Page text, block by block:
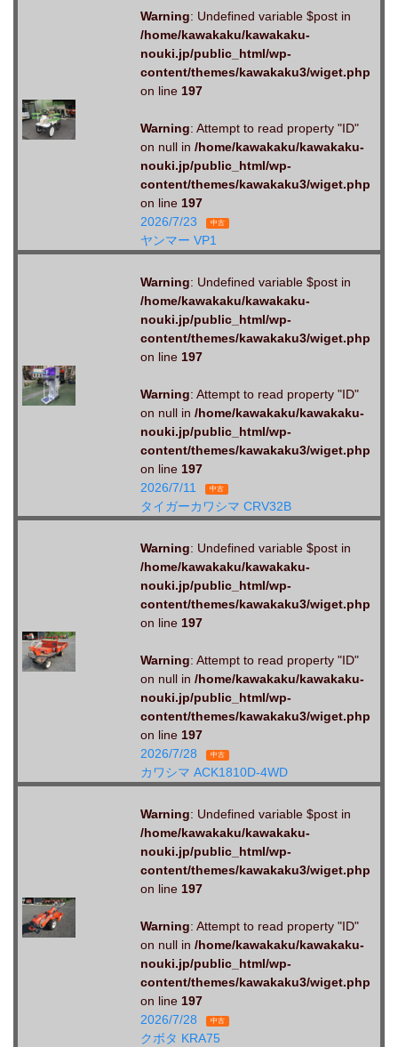
Warning: Undefined variable $post in
/home/kawakaku/kawakaku-
nouki.jp/public_html/wp-
content/themes/kawakaku3/wiget.php
on line 197
Warning: Attempt to read property "ID"
on null in /home/kawakaku/kawakaku-
nouki.jp/public_html/wp-
content/themes/kawakaku3/wiget.php
on line 197
2026/7/23
中古
ヤンマー VP1
Warning: Undefined variable $post in
/home/kawakaku/kawakaku-
nouki.jp/public_html/wp-
content/themes/kawakaku3/wiget.php
on line 197
Warning: Attempt to read property "ID"
on null in /home/kawakaku/kawakaku-
nouki.jp/public_html/wp-
content/themes/kawakaku3/wiget.php
on line 197
2026/7/11
中古
タイガーカワシマ CRV32B
Warning: Undefined variable $post in
/home/kawakaku/kawakaku-
nouki.jp/public_html/wp-
content/themes/kawakaku3/wiget.php
on line 197
Warning: Attempt to read property "ID"
on null in /home/kawakaku/kawakaku-
nouki.jp/public_html/wp-
content/themes/kawakaku3/wiget.php
on line 197
2026/7/28
中古
カワシマ ACK1810D-4WD
Warning: Undefined variable $post in
/home/kawakaku/kawakaku-
nouki.jp/public_html/wp-
content/themes/kawakaku3/wiget.php
on line 197
Warning: Attempt to read property "ID"
on null in /home/kawakaku/kawakaku-
nouki.jp/public_html/wp-
content/themes/kawakaku3/wiget.php
on line 197
2026/7/28
中古
クボタ KRA75